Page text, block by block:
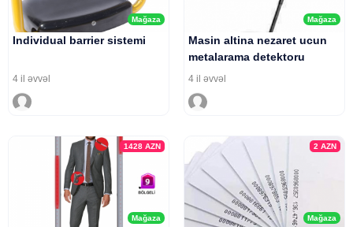
Mağaza
Individual barrier sistemi
4 il əvvəl
Mağaza
Masin altina nezaret ucun
metalarama detektoru
4 il əvvəl
Mağaza
1428AZN
Mağaza
2 AZN